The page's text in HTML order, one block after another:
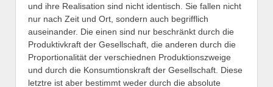
und ihre Realisation sind nicht identisch. Sie fallen nicht
nur nach Zeit und Ort, sondern auch begrifflich
auseinander. Die einen sind nur beschränkt durch die
Produktivkraft der Gesellschaft, die anderen durch die
Proportionalität der verschiednen Produktionszweige
und durch die Konsumtionskraft der Gesellschaft. Diese
letztre ist aber bestimmt weder durch die absolute